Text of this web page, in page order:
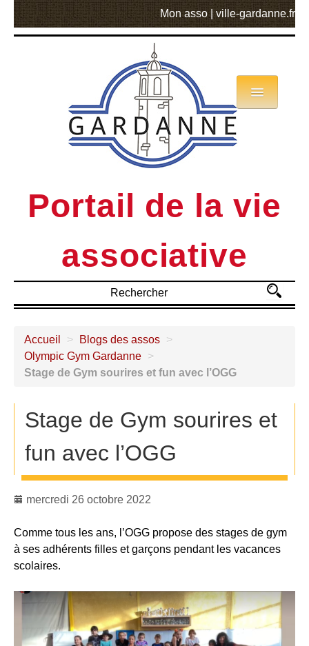
Mon asso ville-gardanne.fr
Portail de la vie
associative
Annuaire
Actualités
MVA
Accueil > Blogs des assos >
Olympic Gym Gardanne >
Stage de Gym sourires et fun avec l’OGG
Stage de Gym sourires et
fun avec l’OGG
mercredi 26 octobre 2022
Comme tous les ans, l’OGG propose des stages de gym
à ses adhérents filles et garçons pendant les vacances
scolaires.